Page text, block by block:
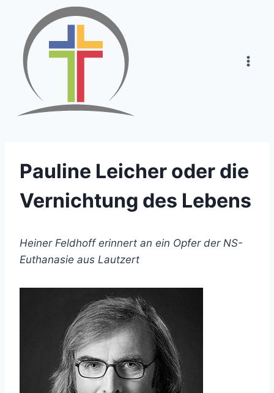
springen
Pauline Leicher oder die
Vernichtung des Lebens
Heiner Feldhoff erinnert an ein Opfer der NS-
Euthanasie aus Lautzert